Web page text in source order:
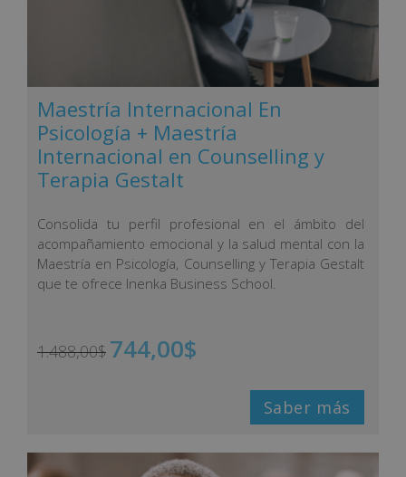
Maestría Internacional En
Psicología + Maestría
Internacional en Counselling y
Terapia Gestalt
Consolida tu perfil profesional en el ámbito del
acompañamiento emocional y la salud mental con la
Maestría en Psicología, Counselling y Terapia Gestalt
que te ofrece Inenka Business School.
1.488,00$ 744,00$
Saber más